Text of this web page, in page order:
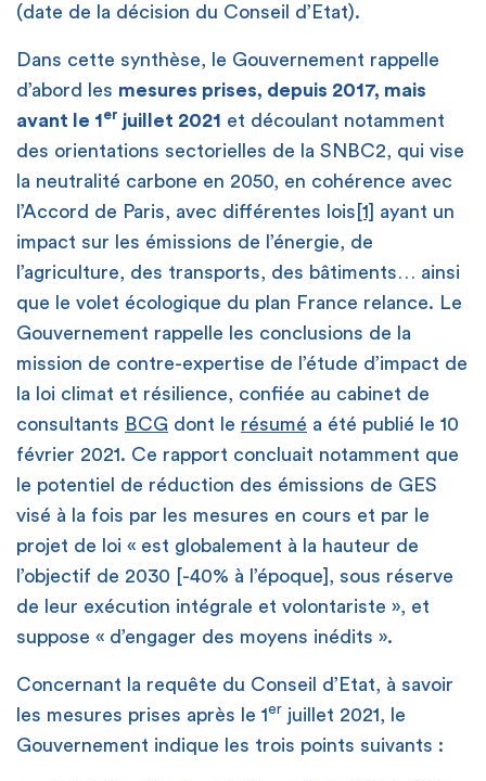
(date de la décision du Conseil d’Etat).
Dans cette synthèse, le Gouvernement rappelle
d’abord les mesures prises, depuis 2017, mais
avant le 1er juillet 2021 et découlant notamment
des orientations sectorielles de la SNBC2, qui vise
la neutralité carbone en 2050, en cohérence avec
l’Accord de Paris, avec différentes lois [1] ayant un
impact sur les émissions de l’énergie, de
l’agriculture, des transports, des bâtiments… ainsi
que le volet écologique du plan France relance. Le
Gouvernement rappelle les conclusions de la
mission de contre-expertise de l’étude d’impact de
la loi climat et résilience, confiée au cabinet de
consultants BCG dont le résumé a été publié le 10
février 2021. Ce rapport concluait notamment que
le potentiel de réduction des émissions de GES
visé à la fois par les mesures en cours et par le
projet de loi « est globalement à la hauteur de
l’objectif de 2030 [-40% à l’époque], sous réserve
de leur exécution intégrale et volontariste », et
suppose « d’engager des moyens inédits ».
Concernant la requête du Conseil d’Etat, à savoir
les mesures prises après le 1er juillet 2021, le
Gouvernement indique les trois points suivants :